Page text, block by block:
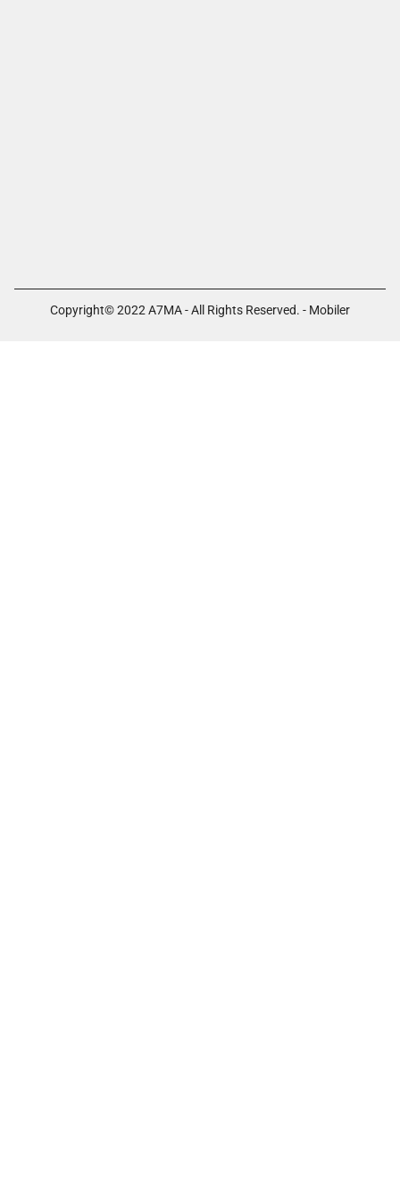
Copyright© 2022 A7MA - All Rights Reserved. - Mobiler